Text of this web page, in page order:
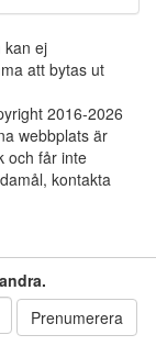
kan ej
att bytas ut
2016-2026
webbplats är
och får inte
kontakta